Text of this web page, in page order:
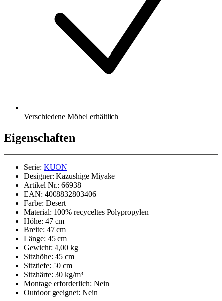
Verschiedene Möbel erhältlich
Eigenschaften
Serie: KUON
Designer: Kazushige Miyake
Artikel Nr.: 66938
EAN: 4008832803406
Farbe: Desert
Material: 100% recyceltes Polypropylen
Höhe: 47 cm
Breite: 47 cm
Länge: 45 cm
Gewicht: 4,00 kg
Sitzhöhe: 45 cm
Sitztiefe: 50 cm
Sitzhärte: 30 kg/m³
Montage erforderlich: Nein
Outdoor geeignet: Nein